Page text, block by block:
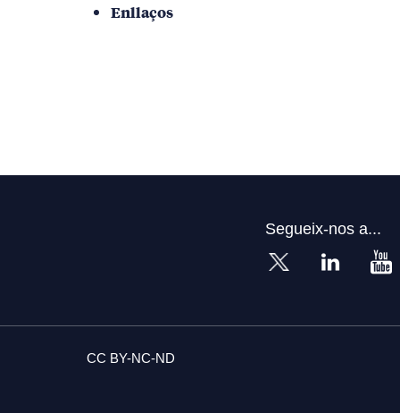
Enllaços
Segueix-nos a...
CC BY-NC-ND